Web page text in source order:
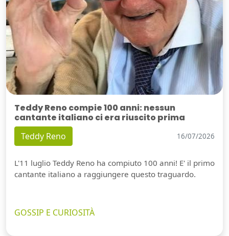
Teddy Reno compie 100 anni: nessun
cantante italiano ci era riuscito prima
Teddy Reno 16/07/2026
L'11 luglio Teddy Reno ha compiuto 100 anni! E' il primo
cantante italiano a raggiungere questo traguardo.
GOSSIP E CURIOSITÀ